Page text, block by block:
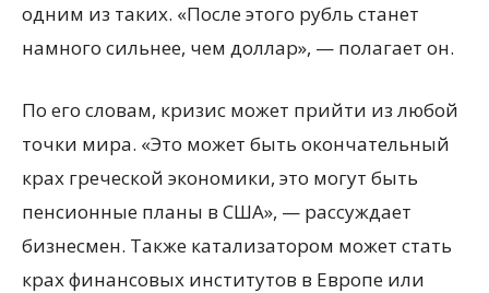
одним из таких. «После этого рубль станет
намного сильнее, чем доллар», — полагает он.
По его словам, кризис может прийти из любой
точки мира. «Это может быть окончательный
крах греческой экономики, это могут быть
пенсионные планы в США», — рассуждает
бизнесмен. Также катализатором может стать
крах финансовых институтов в Европе или